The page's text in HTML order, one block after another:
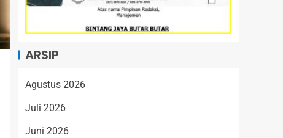
ARSIP
Agustus 2026
Juli 2026
Juni 2026